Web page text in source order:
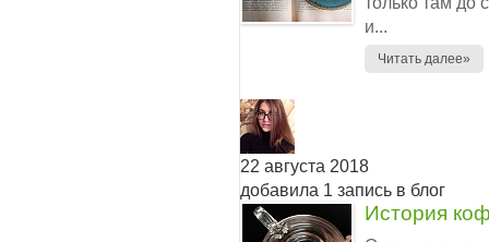
и...
Читать далее»
22 августа 2018
добавила 1 запись в блог
История